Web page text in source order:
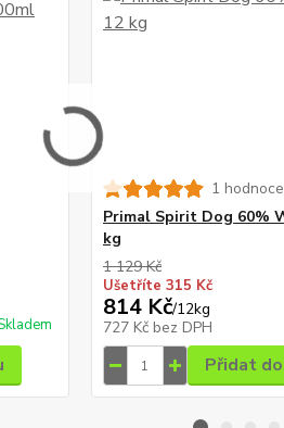
1
Primal Spirit Dog 60%
kg
1 129 Kč
Ušetříte 315 Kč
814 Kč/12kg
727 Kč bez DPH
Přidat